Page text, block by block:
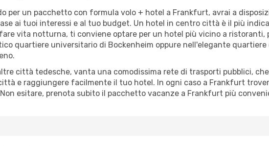
per un pacchetto con formula volo + hotel a Frankfurt, avrai a
ai tuoi interessi e al tuo budget. Un hotel in centro città è il più
vita notturna, ti conviene optare per un hotel più vicino a ristoranti,
quartiere universitario di Bockenheim oppure nell'elegante quartiere
città tedesche, vanta una comodissima rete di trasporti pubblici,
e raggiungere facilmente il tuo hotel. In ogni caso a Frankfurt
esitare, prenota subito il pacchetto vacanze a Frankfurt più